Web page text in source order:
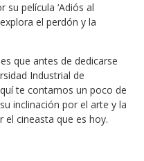
su película ‘Adiós al
el perdón y la
que antes de dedicarse
Industrial de
te contamos un poco de
inclinación por el arte y la
el cineasta que es hoy.